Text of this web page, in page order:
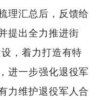
理汇总后，反馈给
提出全力推进街
，着力打造有特
进一步强化退役军
力维护退役军人合